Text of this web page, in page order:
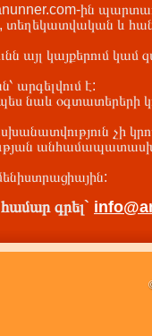
ին
տեղեկատվական և
այլ կայքերում կամ
արգելվում է:
նաև օգտատերերի
չի
գրել`